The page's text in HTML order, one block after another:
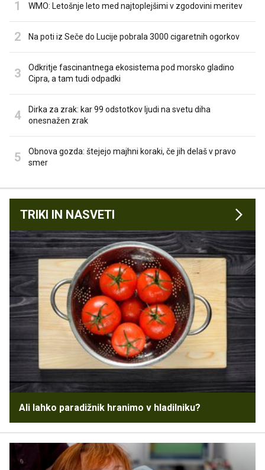
WMO: Letošnje leto med najtoplejšimi v zgodovini meritev
Na poti iz Seče do Lucije pobrala 3000 cigaretnih ogorkov
Odkritje fascinantnega ekosistema pod morsko gladino
Cipra, a tam tudi odpadki
Dirka za zrak: kar 99 odstotkov ljudi na svetu diha
onesnažen zrak
Obnova gozda: štejejo majhni koraki, če jih delaš v pravo
smer
TRIKI IN NASVETI
Ali lahko paradižnik hranimo v hladilniku?